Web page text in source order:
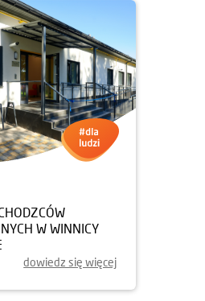
W WINNICY
dowiedz się więcej